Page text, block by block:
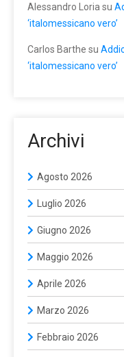
Alessandro Loria su
‘italomessicano vero’
Carlos Barthe su
‘italomessicano vero’
Archivi
Agosto 2026
Luglio 2026
Giugno 2026
Maggio 2026
Aprile 2026
Marzo 2026
Febbraio 2026